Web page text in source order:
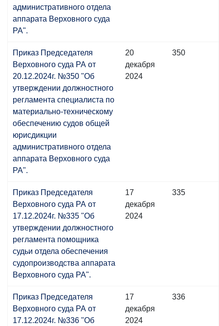
административного отдела
аппарата Верховного суда
РА".
Приказ Председателя
Верховного суда РА от
20.12.2024г. №350 "Об
утверждении должностного
регламента специалиста по
материально-техническому
обеспечению судов общей
юрисдикции
административного отдела
аппарата Верховного суда
РА".
20
декабря
2024
350
Приказ Председателя
Верховного суда РА от
17.12.2024г. №335 "Об
утверждении должностного
регламента помощника
судьи отдела обеспечения
судопроизводства аппарата
Верховного суда РА".
17
декабря
2024
335
Приказ Председателя
Верховного суда РА от
17.12.2024г. №336 "Об
17
декабря
2024
336